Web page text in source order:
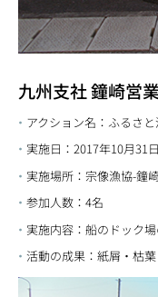
九州支社 鐘崎営
アクション名：ふるさ
実施日：2017年10月31
実施場所：宗像漁協-鐘
参加人数：4名
実施内容：船のドック
活動の成果：紙屑・枯